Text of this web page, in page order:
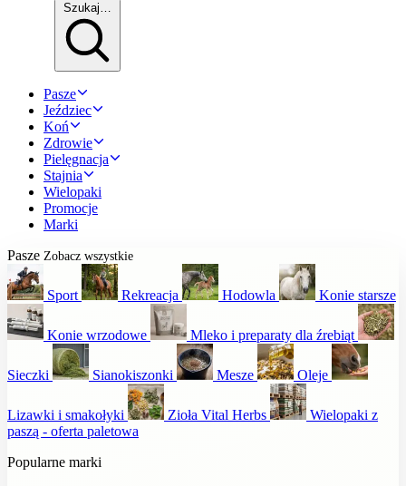
Szukaj…
Pasze
Jeździec
Koń
Zdrowie
Pielęgnacja
Stajnia
Wielopaki
Promocje
Marki
Pasze Zobacz wszystkie
Sport Rekreacja Hodowla Konie starsze
Konie wrzodowe Mleko i preparaty dla źrebiąt
Sieczki Sianokiszonki Mesze Oleje
Lizawki i smakołyki Zioła Vital Herbs
Wielopaki z
paszą - oferta paletowa
Popularne marki